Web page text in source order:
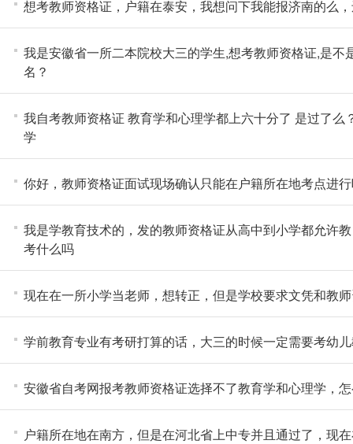
想考教师资格证，户籍在泰安，我想问下我能报济南的么
我是安徽省一所二本院校大三的学生,想考教师资格证,是
名？
我自考教师资格证 教育学和心理学都上六十分了 是过了
学
你好，教师资格证面试现场确认只能在户籍所在地考点进
我是学教育技术的，发的教师资格证从高中到小学都允许
考什么吗
现在在一所小学当老师，想转正，但是学校要求文凭和教
学前教育专业有考研打算的话，大三的时候一定需要考幼
安徽省自考网报考教师资格证选择不了教育学和心理学，
户籍所在地在南方，但是在河北省上中专并且通过了，现